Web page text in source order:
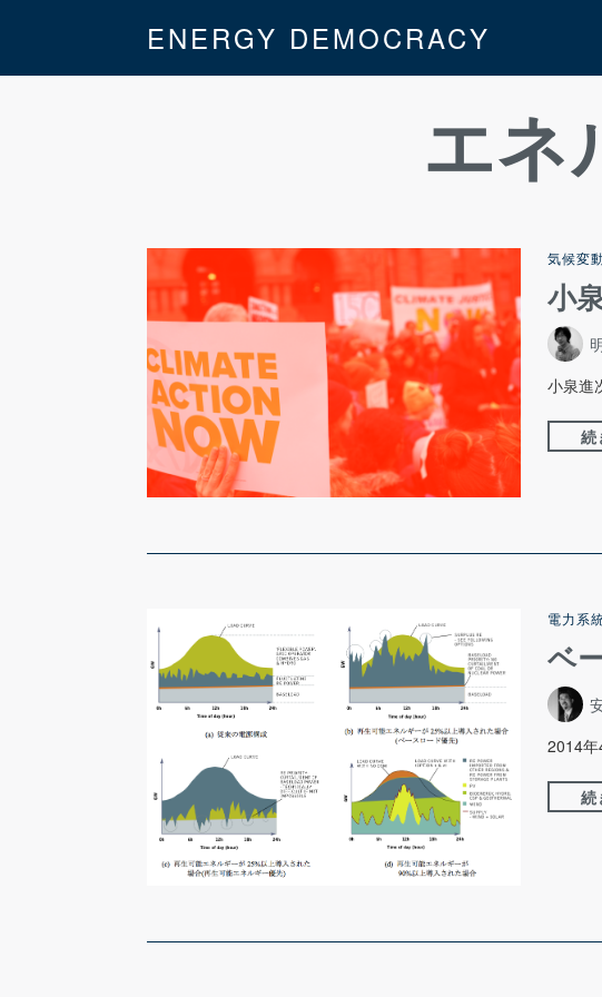
ENERGY DEMOCRACY
エネ
気候変
小
小泉進
続
電力系統
ベ
2014
続